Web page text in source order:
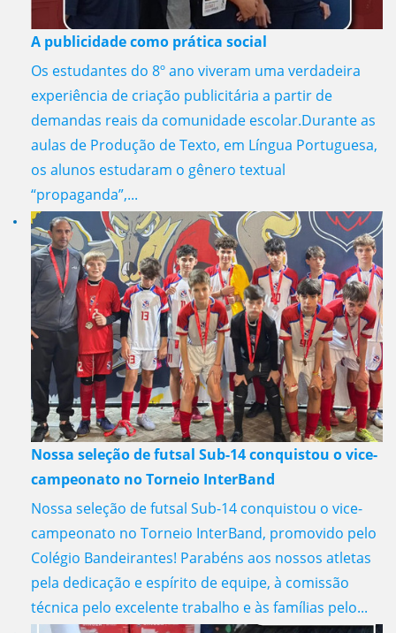
A publicidade como prática social
Os estudantes do 8º ano viveram uma verdadeira
experiência de criação publicitária a partir de
demandas reais da comunidade escolar.Durante as
aulas de Produção de Texto, em Língua Portuguesa,
os alunos estudaram o gênero textual
“propaganda”,...
Nossa seleção de futsal Sub-14 conquistou o vice-
campeonato no Torneio InterBand
Nossa seleção de futsal Sub-14 conquistou o vice-
campeonato no Torneio InterBand, promovido pelo
Colégio Bandeirantes! Parabéns aos nossos atletas
pela dedicação e espírito de equipe, à comissão
técnica pelo excelente trabalho e às famílias pelo...